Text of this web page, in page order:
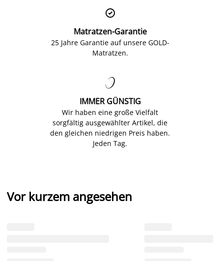

Matratzen-Garantie
25 Jahre Garantie auf unsere GOLD-
Matratzen.

IMMER GÜNSTIG
Wir haben eine große Vielfalt
sorgfältig ausgewählter Artikel, die
den gleichen niedrigen Preis haben.
Jeden Tag.
Vor kurzem angesehen